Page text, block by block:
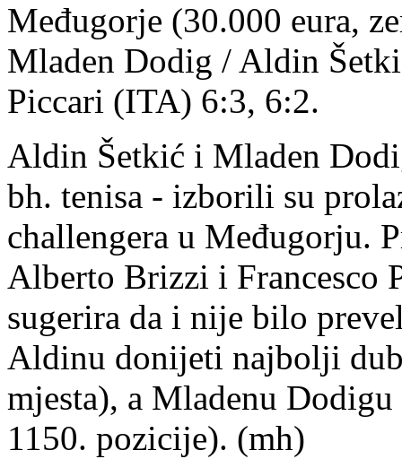
Međugorje (30.000 eura,
Mladen Dodig / Aldin
Piccari (ITA) 6:3, 6:2.
Aldin Šetkić i Mladen
bh. tenisa - izborili su
challengera u Međugorju.
Alberto Brizzi i Francesco
sugerira da i nije bilo
Aldinu donijeti najbolji
mjesta), a Mladenu
1150. pozicije). (mh)